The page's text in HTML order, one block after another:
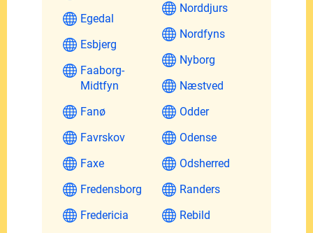
Egedal
Esbjerg
Faaborg-
Midtfyn
Fanø
Favrskov
Faxe
Fredensborg
Fredericia
Norddjurs
Nordfyns
Nyborg
Næstved
Odder
Odense
Odsherred
Randers
Rebild